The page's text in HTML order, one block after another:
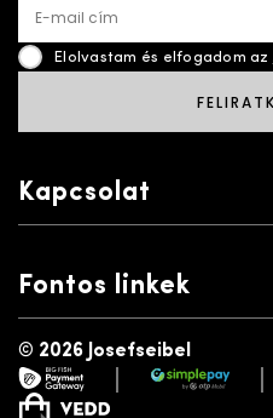
E-mail cím
Elolvastam és elfogadom az
Kapcsolat
Fontos linkek
© 2026 Josefseibel
payment gatewaysimplepay
vedd a neten